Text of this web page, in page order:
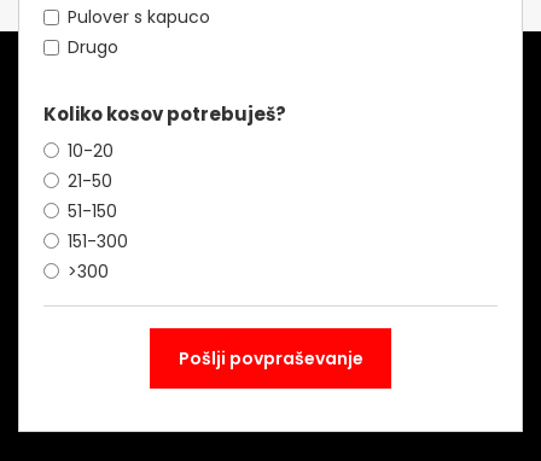
Pulover s kapuco
Drugo
Koliko kosov potrebuješ?
10-20
21-50
51-150
151-300
>300